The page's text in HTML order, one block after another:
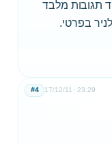
תגובות מלבד
בפרטי.
17/12/11 23:29
#4